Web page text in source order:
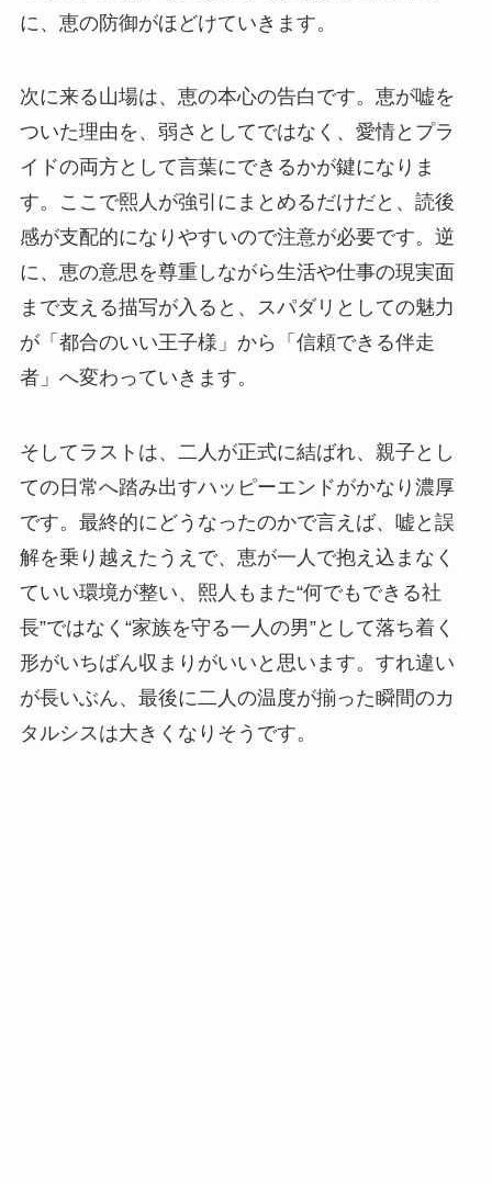
に、恵の防御がほどけていきます。
次に来る山場は、恵の本心の告白です。恵が嘘を
ついた理由を、弱さとしてではなく、愛情とプラ
イドの両方として言葉にできるかが鍵になりま
す。ここで熙人が強引にまとめるだけだと、読後
感が支配的になりやすいので注意が必要です。逆
に、恵の意思を尊重しながら生活や仕事の現実面
まで支える描写が入ると、スパダリとしての魅力
が「都合のいい王子様」から「信頼できる伴走
者」へ変わっていきます。
そしてラストは、二人が正式に結ばれ、親子とし
ての日常へ踏み出すハッピーエンドがかなり濃厚
です。最終的にどうなったのかで言えば、嘘と誤
解を乗り越えたうえで、恵が一人で抱え込まなく
ていい環境が整い、熙人もまた“何でもできる社
長”ではなく“家族を守る一人の男”として落ち着く
形がいちばん収まりがいいと思います。すれ違い
が長いぶん、最後に二人の温度が揃った瞬間のカ
タルシスは大きくなりそうです。